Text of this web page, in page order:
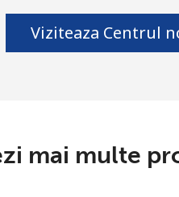
Viziteaza Centrul
mai multe